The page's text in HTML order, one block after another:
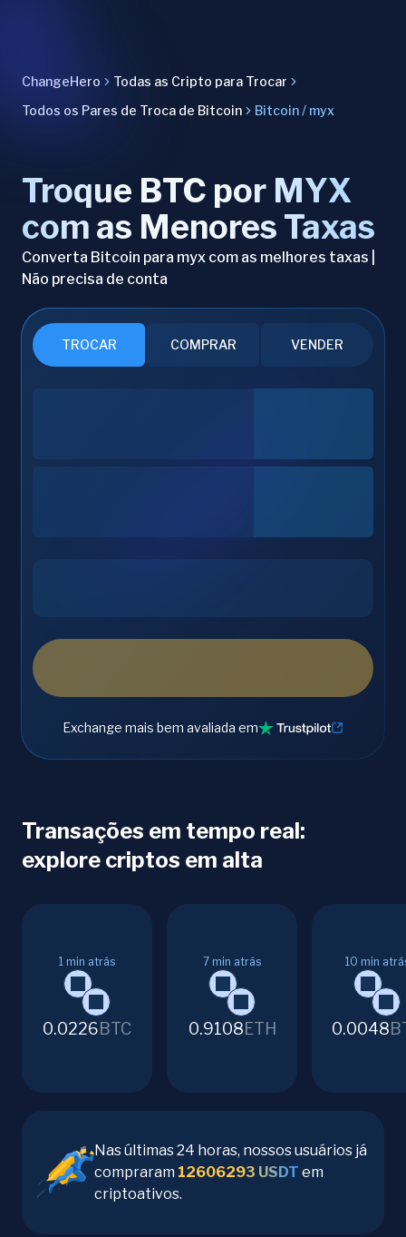
ChangeHero
Todas as Cripto para Trocar
Todos os Pares de Troca de Bitcoin
Bitcoin / myx
Troque BTC por MYX
com as Menores Taxas
Converta Bitcoin para myx com as melhores taxas |
Não precisa de conta
TROCAR COMPRAR VENDER
Exchange mais bem avaliada em
Transações em tempo real:
explore criptos em alta
1 min atrás
0.0226BTC
7 min atrás
0.9108ETH
10 min
0.0048
Nas últimas 24 horas, nossos usuários já
compraram 12606293 USDT em
criptoativos.